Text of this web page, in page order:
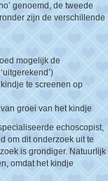
genoemd, de tweede
zijn de verschillende
mogelijk de
te screenen op
groei van het kindje
echoscopist,
om dit onderzoek uit te
is grondiger. Natuurlijk
omdat het kindje